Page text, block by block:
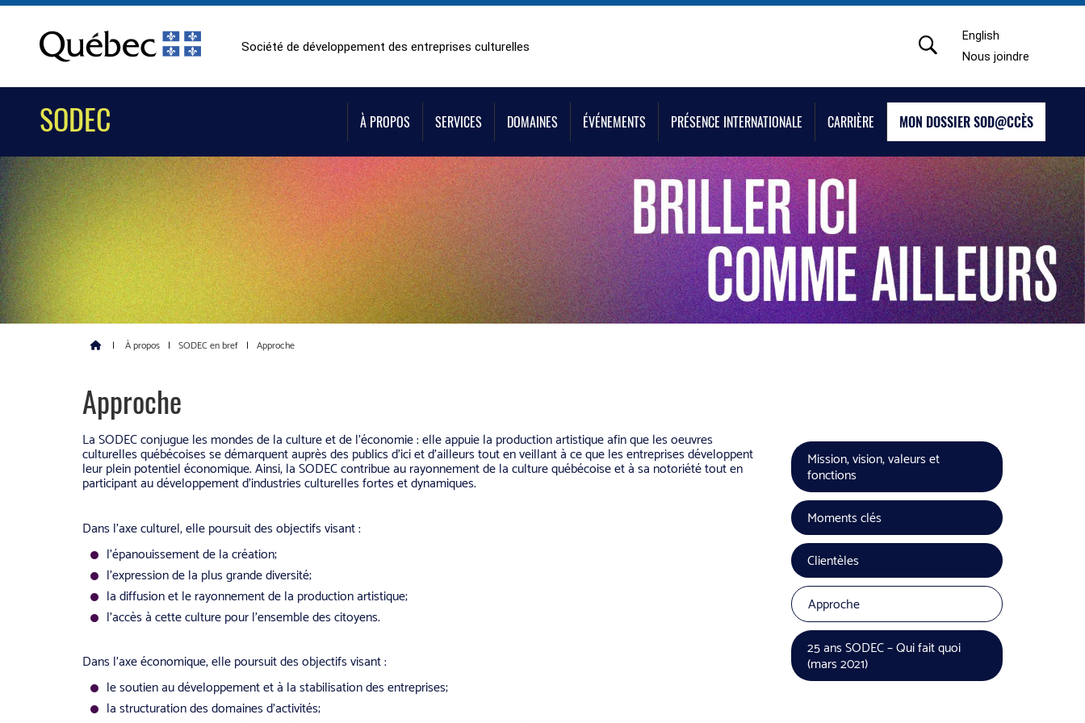
Société de développement des entreprises culturelles
English
Nous joindre
SODEC À PROPOS SERVICES DOMAINES ÉVÉNEMENTS PRÉSENCE INTERNATIONALE CARRIÈRE MON DOSSIER SOD@CCÈS
| À propos | SODEC en bref | Approche
Approche
La SODEC conjugue les mondes de la culture et de l’économie : elle appuie la production artistique afin que les oeuvres
culturelles québécoises se démarquent auprès des publics d’ici et d’ailleurs tout en veillant à ce que les entreprises développent
leur plein potentiel économique. Ainsi, la SODEC contribue au rayonnement de la culture québécoise et à sa notoriété tout en
participant au développement d’industries culturelles fortes et dynamiques.
Dans l’axe culturel, elle poursuit des objectifs visant :
l’épanouissement de la création;
l’expression de la plus grande diversité;
la diffusion et le rayonnement de la production artistique;
l’accès à cette culture pour l’ensemble des citoyens.
Dans l’axe économique, elle poursuit des objectifs visant :
le soutien au développement et à la stabilisation des entreprises;
la structuration des domaines d’activités;
Mission, vision, valeurs et
fonctions
Moments clés
Clientèles
Approche
25 ans SODEC – Qui fait quoi
(mars 2021)